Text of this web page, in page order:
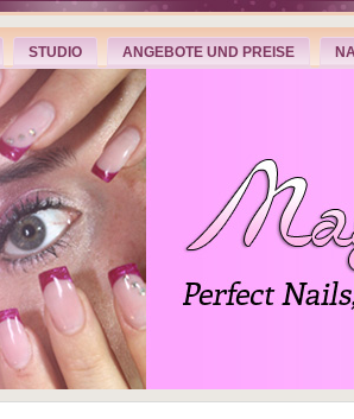
STUDIO ANGEBOTE UND PREISE